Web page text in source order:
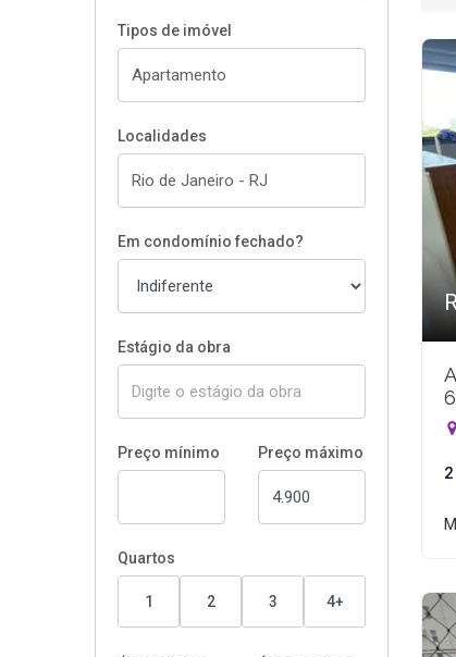
Tipos de imóvel
Localidades
Em condomínio fechado?
Estágio da obra
Preço mínimo Preço máximo
Quartos
1 2 3 4+